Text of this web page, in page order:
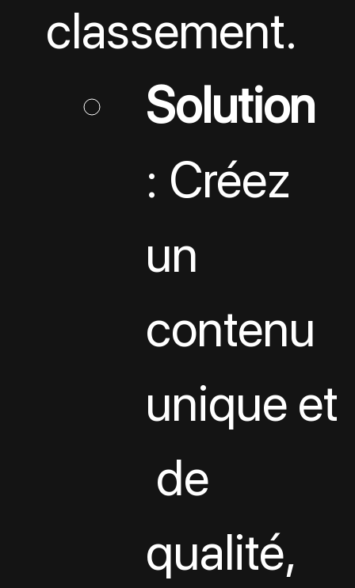
classement.
Solution
: Créez
un
contenu
unique et
de
qualité,